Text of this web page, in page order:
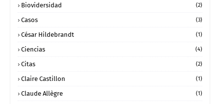
Biovidersidad (2)
Casos (3)
César Hildebrandt (1)
Ciencias (4)
Citas (2)
Claire Castillon (1)
Claude Allègre (1)